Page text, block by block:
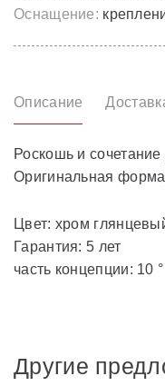
Оснащение:
Описание
Роскошь и
Оригинальная
Цвет: хром
Гарантия: 5 лет
часть концепции: 10 °
Другие